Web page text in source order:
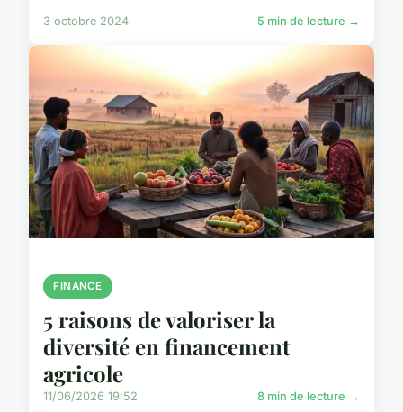
3 octobre 2024 5 min de lecture →
FINANCE
5 raisons de valoriser la
diversité en financement
agricole
11/06/2026 19:52 8 min de lecture →